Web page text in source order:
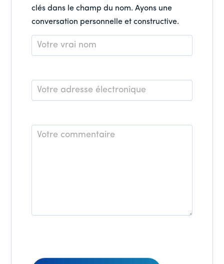
clés dans le champ du nom. Ayons une
conversation personnelle et constructive.
Nom
*
E-
mail
Commentaire